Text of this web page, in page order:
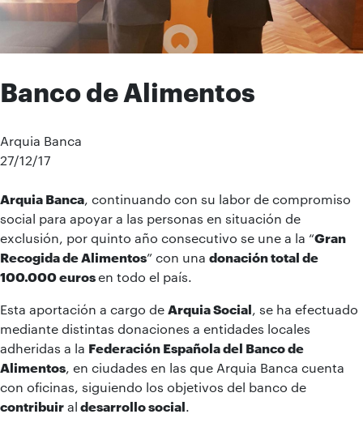
Banco de Alimentos
Arquia Banca
27/12/17
Arquia Banca , continuando con su labor de compromiso
social para apoyar a las personas en situación de
exclusión, por quinto año consecutivo se une a la “Gran
Recogida de Alimentos” con una donación total de
100.000 eurosen todo el país.
Esta aportación a cargo de Arquia Social , se ha efectuado
mediante distintas donaciones a entidades locales
adheridas a la Federación Española del Banco de
Alimentos , en ciudades en las que Arquia Banca cuenta
con oficinas, siguiendo los objetivos del banco de
contribuir al desarrollo social